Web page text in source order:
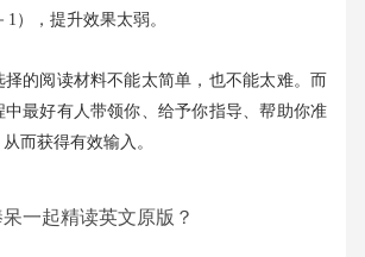
），提升效果太弱。
的阅读材料不能太简单，也不能太难。而
中最好有人带领你、给予你指导、帮助你准
而获得有效输入。
一起精读英文原版？